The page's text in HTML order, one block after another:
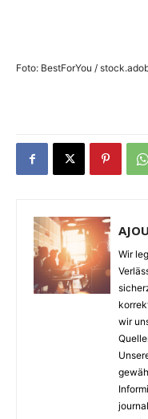
Foto: BestForYou /
Wir
wir